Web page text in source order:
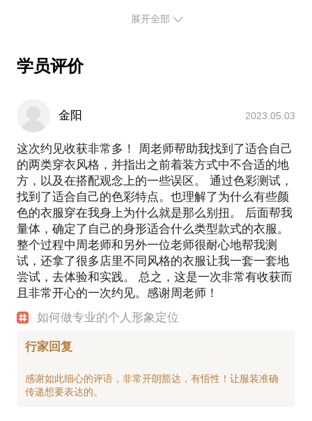
如果有，您需要使用科学手段找到自己的专属服饰用
场，到处收钱收人收灵魂！
何完善整体形象，在这一步会大量给出您个人形象打
 不见着装只见人——哇，你人真好看
 不见着装不见人——哇，好有气质求交往
着装的和谐境界
 服装与服装和谐
 服装与人和谐
 人与环境和谐
2006年至今，北京环球时尚模特精英经纪有限公司，
电商及平面广告策划执行、服装搭配讲座、艺人形象
包装。
项目经历：
2007 费加洛婚纱发布会；
2007 GUGGI丝巾发布会；
2008 中韩文化交流年丁和李朴发型秀；
2009 沙宣发展；
2010 买卖宝电商平面拍摄；
2011 施华蒄发展；
2013 奥羽尚羽绒服电商平面拍摄；
2014 梅赛德斯奔驰中国时装周秀场；
2014 石狮服装买手汇秀场；
2014 美丽中国人2014时尚盛典；
2015 东方银座寻找花漾girl服装搭配讲座；
2016 当来品牌宣传册拍摄；
2016 阳原国际毛皮文化节；
展开全部
学员评价
金阳 2023.05.03
这次约见收获非常多！ 周老师帮助我找到了适合自己
的两类穿衣风格，并指出之前着装方式中不合适的地
方，以及在搭配观念上的一些误区。 通过色彩测试，
找到了适合自己的色彩特点。也理解了为什么有些颜
色的衣服穿在我身上为什么就是那么别扭。 后面帮我
量体，确定了自己的身形适合什么类型款式的衣服。
整个过程中周老师和另外一位老师很耐心地帮我测
试，还拿了很多店里不同风格的衣服让我一套一套地
尝试，去体验和实践。 总之，这是一次非常有收获而
且非常开心的一次约见。感谢周老师！
如何做专业的个人形象定位
行家回复
感谢如此细心的评语，非常开朗豁达，有悟性！让服装准确